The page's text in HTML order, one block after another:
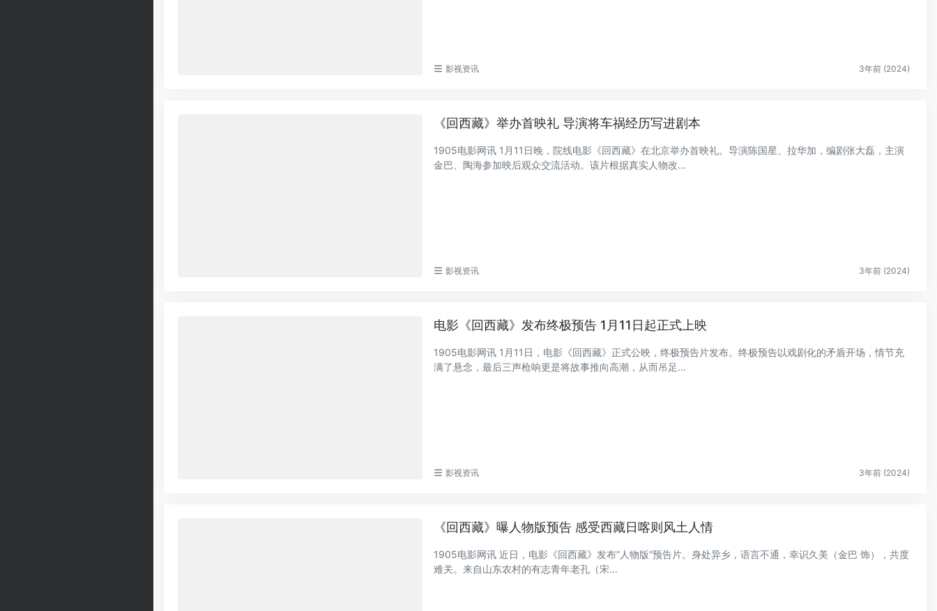
影视资讯 3年前 (2024)
《回西藏》举办首映礼 导演将车祸经历写进剧本
1905电影网讯 1月11日晚，院线电影《回西藏》在北京举办首映礼。导演陈国星、拉华加，编剧张大磊，主演
金巴、陶海参加映后观众交流活动。该片根据真实人物改...
影视资讯 3年前 (2024)
电影《回西藏》发布终极预告 1月11日起正式上映
1905电影网讯 1月11日，电影《回西藏》正式公映，终极预告片发布。终极预告以戏剧化的矛盾开场，情节充
满了悬念，最后三声枪响更是将故事推向高潮，从而吊足...
影视资讯 3年前 (2024)
《回西藏》曝人物版预告 感受西藏日喀则风土人情
1905电影网讯 近日，电影《回西藏》发布“人物版”预告片。身处异乡，语言不通，幸识久美（金巴 饰），共度
难关。来自山东农村的有志青年老孔（宋...